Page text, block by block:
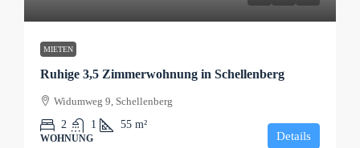
MIETEN
Ruhige 3,5 Zimmerwohnung in Schellenberg
Widumweg 9, Schellenberg
2
1 55 m²
WOHNUNG Details